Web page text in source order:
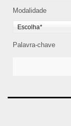
Modalidade
Palavra-chave